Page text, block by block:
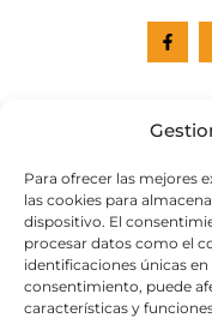
Para ofrecer las mejores
las cookies para
dispositivo. El
procesar datos como el
identificaciones únicas
consentimiento, puede
características y
Web subvencionada
Cabildo de Gran